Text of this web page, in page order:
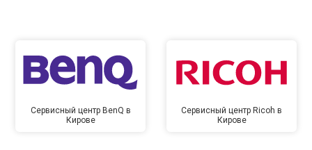
Сервисный центр BenQ в
Кирове
Сервисный центр Ricoh в
Кирове